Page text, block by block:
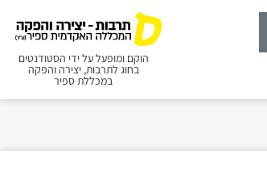
הוקם ומופעל על ידי הסטודנטים
בחוג לתרבות, יצירה והפקה
במכללת ספיר